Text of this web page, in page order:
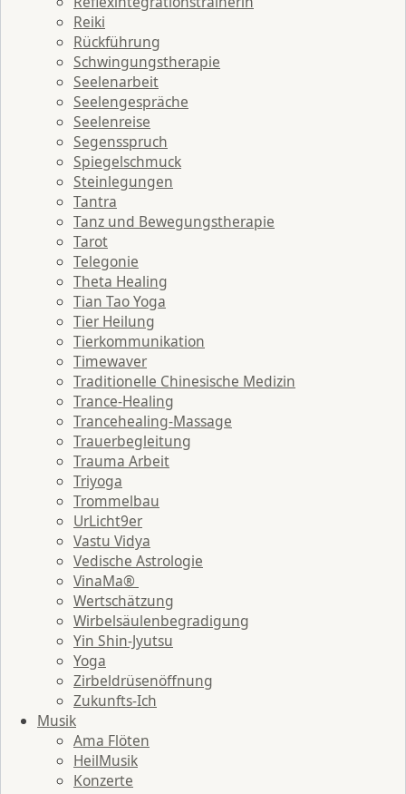
Reiki
Rückführung
Schwingungstherapie
Seelenarbeit
Seelengespräche
Seelenreise
Segensspruch
Spiegelschmuck
Steinlegungen
Tantra
Tanz und Bewegungstherapie
Tarot
Telegonie
Theta Healing
Tian Tao Yoga
Tier Heilung
Tierkommunikation
Timewaver
Traditionelle Chinesische Medizin
Trance-Healing
Trancehealing-Massage
Trauerbegleitung
Trauma Arbeit
Triyoga
Trommelbau
UrLicht9er
Vastu Vidya
Vedische Astrologie
VinaMa®
Wertschätzung
Wirbelsäulenbegradigung
Yin Shin-Jyutsu
Yoga
Zirbeldrüsenöffnung
Zukunfts-Ich
Musik
Ama Flöten
HeilMusik
Konzerte